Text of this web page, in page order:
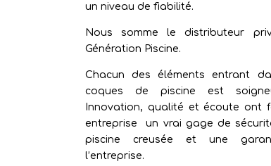
un niveau de fiabilité.
Nous somme le distributeur
Génération Piscine.
Chacun des éléments entrant
coques de piscine est
Innovation, qualité et écoute ont
entreprise un vrai gage de
piscine creusée et une
l’entreprise.